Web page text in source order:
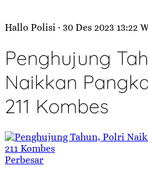
Hallo Polisi · 30 Des 2023 13:22
Penghujung
Naikkan
211 Kombes
Perbesar